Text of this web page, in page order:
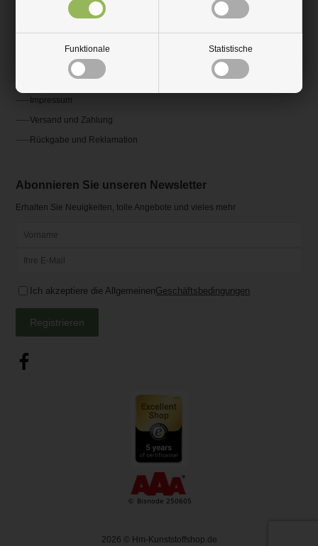
Funktionale Statistische
Ratgeber und Inspiration
Impressum
Versand und Zahlung
Rückgabe und Reklamation
Abonnieren Sie unseren Newsletter
Erhalten Sie Neuigkeiten, tolle Angebote und vieles mehr
Ich akzeptiere die AllgemeinenGeschäftsbedingungen
Registrieren
2026 © Hm-Kunststoffshop.de